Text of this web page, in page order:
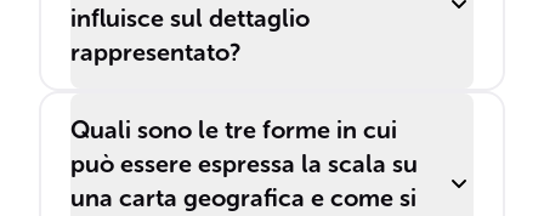
influisce sul dettaglio
rappresentato?
Quali sono le tre forme in cui
può essere espressa la scala su
una carta geografica e come si